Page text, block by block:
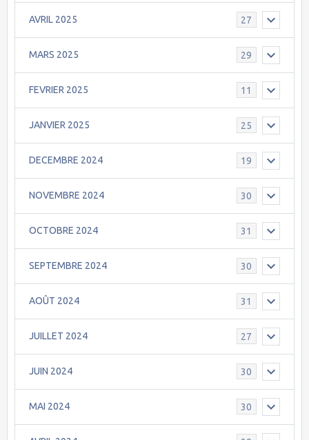
AVRIL 2025 27
MARS 2025 29
FEVRIER 2025 11
JANVIER 2025 25
DECEMBRE 2024 19
NOVEMBRE 2024 30
OCTOBRE 2024 31
SEPTEMBRE 2024 30
AOÛT 2024 31
JUILLET 2024 27
JUIN 2024 30
MAI 2024 30